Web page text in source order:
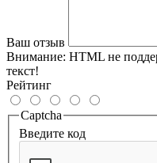
Ваш отзыв
Внимание: HTML не
текст!
Рейтинг
Captcha
Введите код